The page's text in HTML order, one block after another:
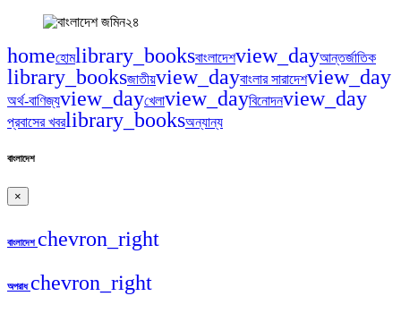
homeহোমlibrary_booksবাংলাদেশview_dayআন্তর্জাতিক
library_booksজাতীয়view_dayবাংলার সারাদেশview_day
অর্থ-বাণিজ্যview_dayখেলাview_dayবিনোদনview_day
প্রবাসের খবরlibrary_booksঅন্যান্য
বাংলাদেশ
×
বাংলাদেশ chevron_right
অপরাধ chevron_right